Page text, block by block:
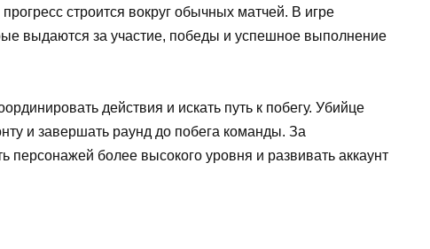
строится вокруг обычных матчей. В игре
выдаются за участие, победы и успешное выполнение
действия и искать путь к побегу. Убийце
и завершать раунд до побега команды. За
персонажей более высокого уровня и развивать аккаунт